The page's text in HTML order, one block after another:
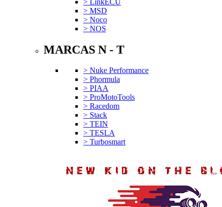
> MSD
> Noco
> NOS
MARCAS N - T
> Nuke Performance
> Phormula
> PIAA
> ProMotoTools
> Racedom
> Stack
> TEIN
> TESLA
> Turbosmart